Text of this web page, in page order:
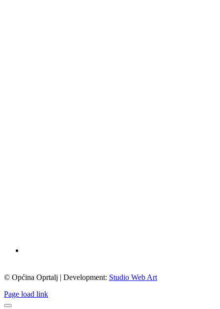
© Općina Oprtalj | Development: Studio Web Art
Page load link